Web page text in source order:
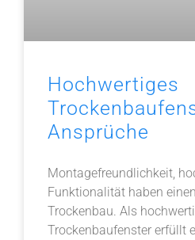
Hochwertiges
Ansprüche
Montagefreundlichkeit,
Funktionalität haben
Trockenbau. Als
Trockenbaufenster erfüllt